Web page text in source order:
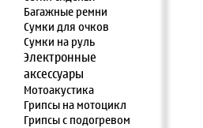
Багажные ремни
Сумки для очков
Сумки на руль
Электронные
аксессуары
Мотоакустика
Грипсы на мотоцикл
Грипсы с подогревом